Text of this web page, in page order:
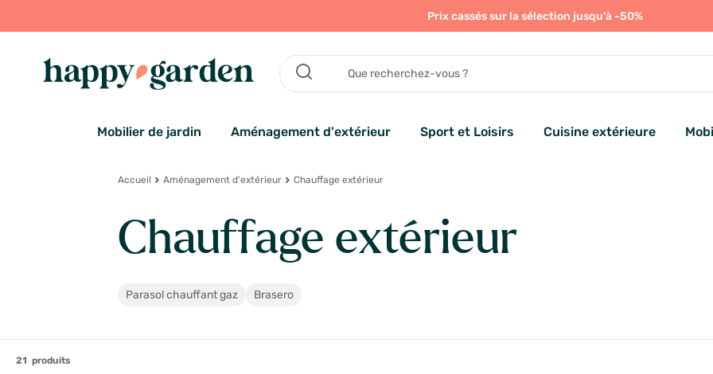
Prix cassés sur la sélection jusqu'à -50%
Mobilier de jardin Aménagement d'extérieur Sport et Loisirs Cuisine extérieure
Accueil Aménagement d'extérieur Chauffage extérieur
Chauffage extérieur
Parasol chauffant gaz Brasero
21 produits